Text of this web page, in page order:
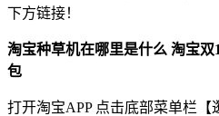
下方链接！
淘宝种草机在哪里是什么 淘宝
包
打开淘宝APP 点击底部菜单栏